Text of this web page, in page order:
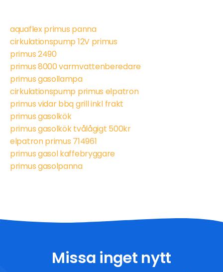
aquaflex primus panna
cirkulationspump 12V primus
primus 2490
primus 8000 varmvattenberedare
primus gasollampa
cirkulationspump primus elpatron
primus vidar bbq grill inkl frakt
primus gasolkök
primus gasolkök tvålågigt 500kr
elpatron primus 714961
primus gasol kaffebryggare
primus gasolpanna
Missa inget nytt